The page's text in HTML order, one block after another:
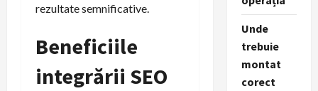
rezultate semnificative.
Beneficiile
integrării SEO
Unde
trebuie
montat
corect